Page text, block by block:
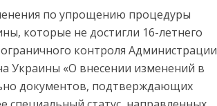
по упрощению процедуры
которые не достигли 16-летнего
контроля Администрации
Украины «О внесении изменений в
документов, подтверждающих